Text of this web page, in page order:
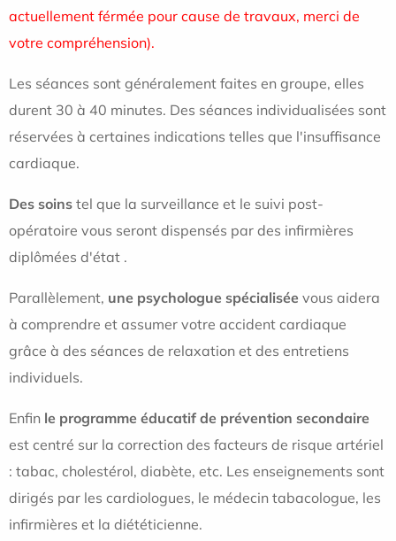
actuellement férmée pour cause de travaux, merci de
votre compréhension).
Les séances sont généralement faites en groupe, elles
durent 30 à 40 minutes. Des séances individualisées sont
réservées à certaines indications telles que l'insuffisance
cardiaque.
Des soins tel que la surveillance et le suivi post-
opératoire vous seront dispensés par des infirmières
diplômées d'état .
Parallèlement, une psychologue spécialisée vous aidera
à comprendre et assumer votre accident cardiaque
grâce à des séances de relaxation et des entretiens
individuels.
Enfin le programme éducatif de prévention secondaire
est centré sur la correction des facteurs de risque artériel
: tabac, cholestérol, diabète, etc. Les enseignements sont
dirigés par les cardiologues, le médecin tabacologue, les
infirmières et la diététicienne.